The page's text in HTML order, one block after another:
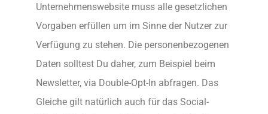
Unternehmenswebsite muss alle gesetzlichen
Vorgaben erfüllen um im Sinne der Nutzer zur
Verfügung zu stehen. Die personenbezogenen
Daten solltest Du daher, zum Beispiel beim
Newsletter, via Double-Opt-In abfragen. Das
Gleiche gilt natürlich auch für das Social-